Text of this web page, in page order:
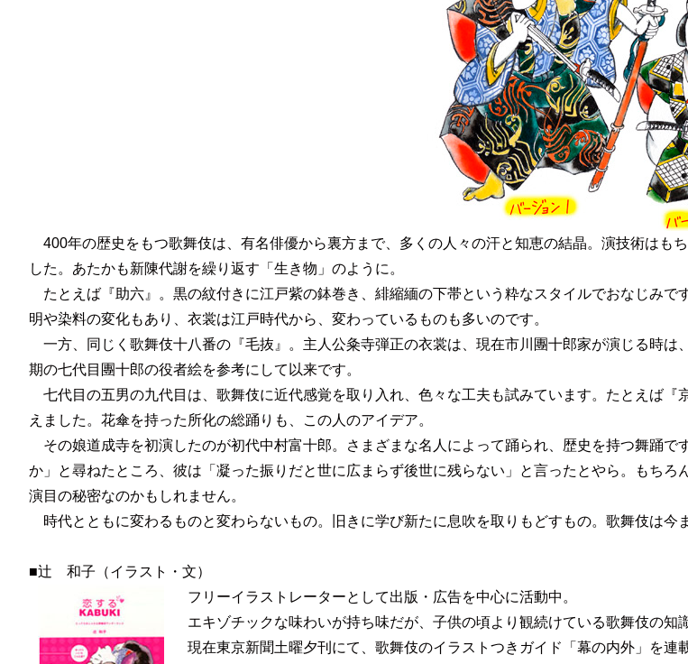
400年の歴史をもつ歌舞伎は、有名俳優から裏方まで、多くの人々の汗と知恵の結晶。演技術はも
した。あたかも新陳代謝を繰り返す「生き物」のように。
たとえば『助六』。黒の紋付きに江戸紫の鉢巻き、緋縮緬の下帯という粋なスタイルでおなじみ
明や染料の変化もあり、衣裳は江戸時代から、変わっているものも多いのです。
一方、同じく歌舞伎十八番の『毛抜』。主人公粂寺弾正の衣裳は、現在市川團十郎家が演じる時
期の七代目團十郎の役者絵を参考にして以来です。
七代目の五男の九代目は、歌舞伎に近代感覚を取り入れ、色々な工夫も試みています。たとえば
えました。花傘を持った所化の総踊りも、この人のアイデア。
その娘道成寺を初演したのが初代中村富十郎。さまざまな名人によって踊られ、歴史を持つ舞踊
か」と尋ねたところ、彼は「凝った振りだと世に広まらず後世に残らない」と言ったとやら。もち
演目の秘密なのかもしれません。
時代とともに変わるものと変わらないもの。旧きに学び新たに息吹を取りもどすもの。歌舞伎は今
■辻 和子（イラスト・文）
フリーイラストレーターとして出版・広告を中心に活動中。
エキゾチックな味わいが持ち味だが、子供の頃より観続けている歌舞伎の知
現在東京新聞土曜夕刊にて、歌舞伎のイラストつきガイド「幕の内外」を連載